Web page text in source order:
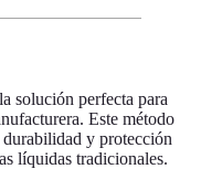
solución perfecta para
Este método
durabilidad y protección
líquidas tradicionales.